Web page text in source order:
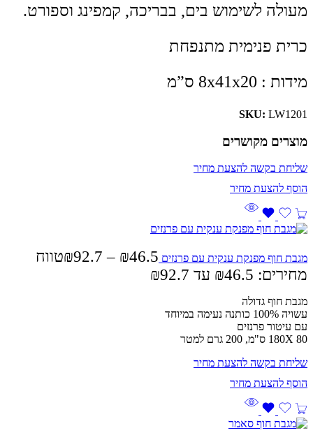
מעולה לשימוש בים, בבריכה, קמפינג וספורט.
כרית פנימית מתנפחת
מידות : 8x41x20 ס”מ
SKU: LW1201
מוצרים מקושרים
שליחת בקשה להצעת מחיר
מגבת חוף מפנקת ענקית עם פרנזים ₪46.5
–
₪92.7 טווח
מחירים: ⁦₪46.5⁩ עד ⁦₪92.7⁩
מגבת חוף גדולה
עשויה 100% כותנה נעימה במיוחד
עם עיטור פרנזים
80 180X ס"מ, 200 גרם למטר
שליחת בקשה להצעת מחיר